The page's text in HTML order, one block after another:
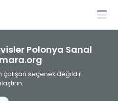
Polonya Sanal
çalışan seçenek değildir.